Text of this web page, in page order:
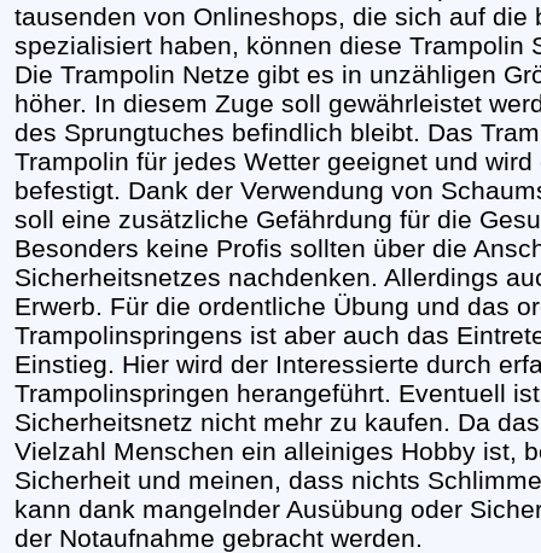
tausenden von Onlineshops, die sich auf die
spezialisiert haben, können diese Trampolin
Die Trampolin Netze gibt es in unzähligen
höher. In diesem Zuge soll gewährleistet
des Sprungtuches befindlich bleibt. Das
Trampolin für jedes Wetter geeignet und
befestigt. Dank der Verwendung von
soll eine zusätzliche Gefährdung für die
Besonders keine Profis sollten über die
Sicherheitsnetzes nachdenken. Allerdings
Erwerb. Für die ordentliche Übung und das
Trampolinspringens ist aber auch das
Einstieg. Hier wird der Interessierte durch
Trampolinspringen herangeführt. Eventuell
Sicherheitsnetz nicht mehr zu kaufen. Da
Vielzahl Menschen ein alleiniges Hobby ist,
Sicherheit und meinen, dass nichts
kann dank mangelnder Ausübung oder
der Notaufnahme gebracht werden.